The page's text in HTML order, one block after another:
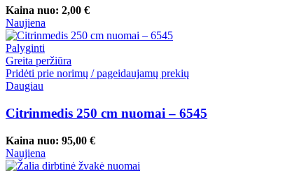
Kaina nuo: 2,00 €
Naujiena
Palyginti
Greita peržiūra
Pridėti prie norimų / pageidaujamų prekių
Daugiau
Citrinmedis 250 cm nuomai – 6545
Kaina nuo: 95,00 €
Naujiena